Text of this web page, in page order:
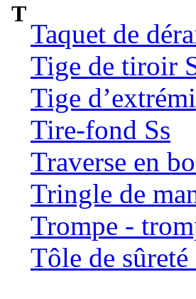
T
Taquet de
Tige de tiroir
Tige
Tire-fond Ss
Traverse en
Tringle de
Trompe -
Tôle de sûreté